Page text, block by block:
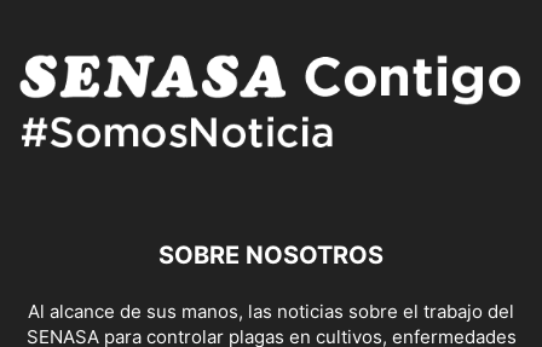
SOBRE NOSOTROS
Al alcance de sus manos, las noticias sobre el trabajo del
SENASA para controlar plagas en cultivos, enfermedades